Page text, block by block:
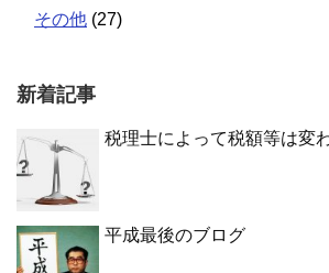
その他 (27)
新着記事
税理士によって税額等は変
平成最後のブログ